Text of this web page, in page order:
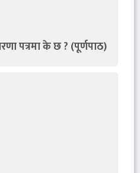
पत्रमा के छ ? (पूर्णपाठ)